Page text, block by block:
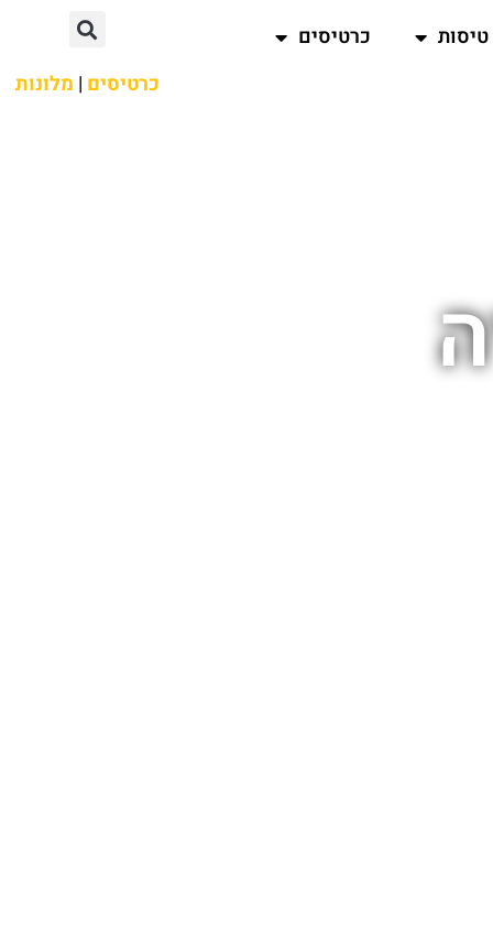
טיסות
כרטיסים
כרטיסים | מלונות